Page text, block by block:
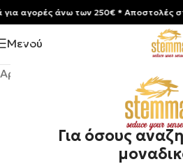
Για όσους
Μενού
Αρχική σελίδα Αρώματα
αγορές άνω των 250€ * Aποστολές